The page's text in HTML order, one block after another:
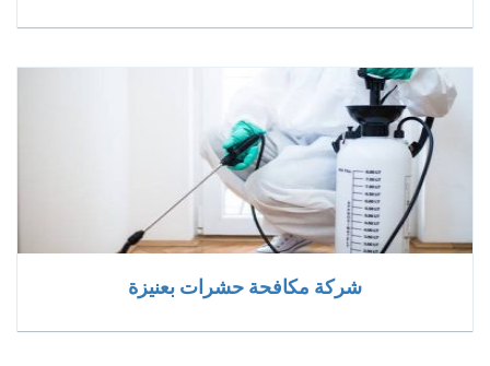
شركة مكافحة حشرات بعنيزة